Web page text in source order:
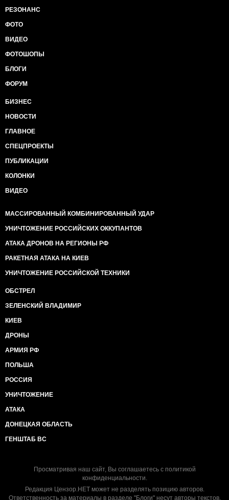
РЕЗОНАНС
ФОТО
ВИДЕО
ФОТОШОПЫ
БЛОГИ
ФОРУМ
БИЗНЕС
НОВОСТИ
ГЛАВНОЕ
СПЕЦПРОЕКТЫ
ПУБЛИКАЦИИ
КОЛОНКИ
ВИДЕО
МАССИРОВАННЫЙ КОМБИНИРОВАННЫЙ УДАР
УНИЧТОЖЕНИЕ РОССИЙСКИХ ОККУПАНТОВ
АТАКА ДРОНОВ НА РЕГИОНЫ РФ
РАКЕТНАЯ АТАКА НА КИЕВ
УНИЧТОЖЕНИЕ РОССИЙСКОЙ ТЕХНИКИ
ОБСТРЕЛ
ЗЕЛЕНСКИЙ ВЛАДИМИР
КИЕВ
ДРОНЫ
АРМИЯ РФ
ПОЛЬША
РОССИЯ
УНИЧТОЖЕНИЕ
АТАКА
ДОНЕЦКАЯ ОБЛАСТЬ
ГЕНШТАБ ВС
Просматривая наш сайт, Вы соглашаетесь с политикой
конфиденциальности.
Редакция Цензор.НЕТ может не разделять позицию авторов.
Ответственность за материалы в разделе "Блоги" несут авторы текстов.